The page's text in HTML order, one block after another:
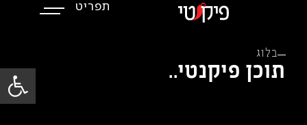
פתח
תפריט
בלוג
תוכן פיקנטי..